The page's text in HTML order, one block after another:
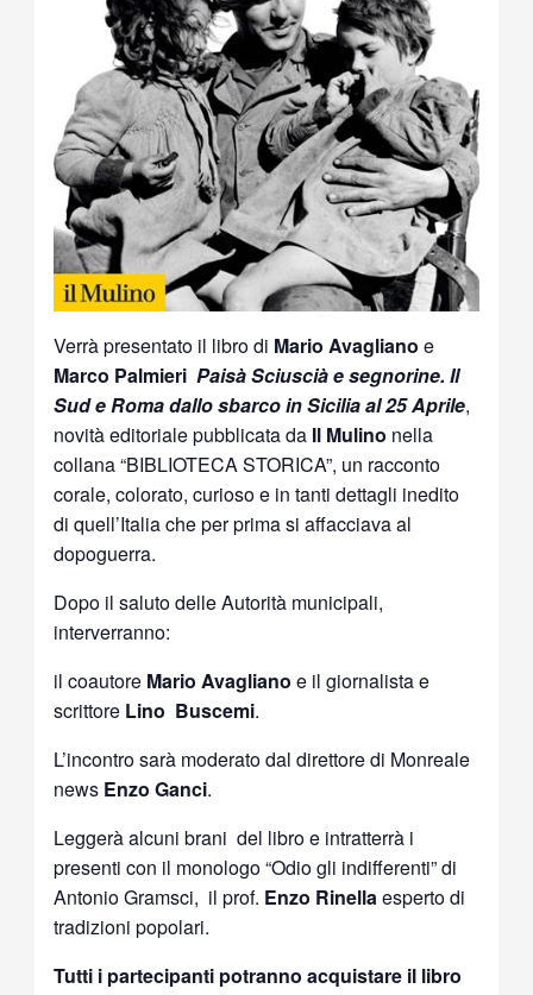
Verrà presentato il libro di Mario Avagliano e
Marco Palmieri Paisà Sciuscià e segnorine. Il
Sud e Roma dallo sbarco in Sicilia al 25 Aprile,
novità editoriale pubblicata da Il Mulino nella
collana “BIBLIOTECA STORICA”, un racconto
corale, colorato, curioso e in tanti dettagli inedito
di quell’Italia che per prima si affacciava al
dopoguerra.
Dopo il saluto delle Autorità municipali,
interverranno:
il coautore Mario Avagliano e il giornalista e
scrittore Lino Buscemi.
L’incontro sarà moderato dal direttore di Monreale
news Enzo Ganci.
Leggerà alcuni brani del libro e intratterrà i
presenti con il monologo “Odio gli indifferenti” di
Antonio Gramsci, il prof. Enzo Rinella esperto di
tradizioni popolari.
Tutti i partecipanti potranno acquistare il libro